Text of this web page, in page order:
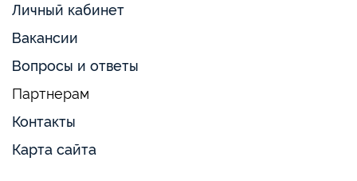
Личный кабинет
Вакансии
Вопросы и ответы
Партнерам
Контакты
Карта сайта